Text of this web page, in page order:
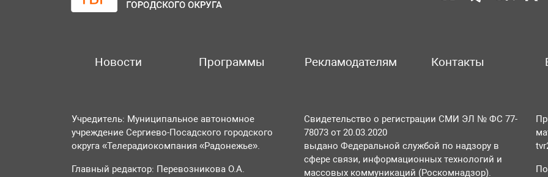
Новости Программы Рекламодателям Контакты
Учредитель: Муниципальное автономное
учреждение Сергиево-Посадского городского
округа «Телерадиокомпания «Радонежье».
Главный редактор: Перевозникова О.А.
Свидетельство о регистрации СМИ ЭЛ № ФС 77-
78073 от 20.03.2020
выдано Федеральной службой по надзору в
сфере связи, информационных технологий и
массовых коммуникаций (Роскомнадзор).